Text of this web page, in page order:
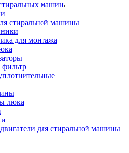
машин
стиральной машины
для монтажа
фильтр
люка
для стиральной машины